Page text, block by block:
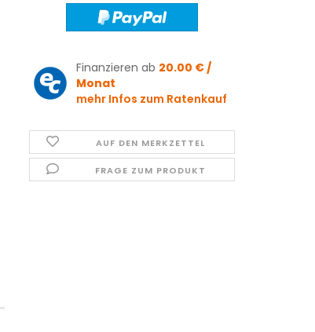
Finanzieren ab 20.00 € /
Monat
mehr Infos zum Ratenkauf
AUF DEN MERKZETTEL
FRAGE ZUM PRODUKT